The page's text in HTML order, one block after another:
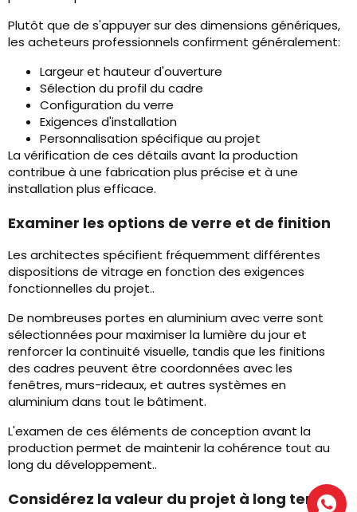
Plutôt que de s'appuyer sur des dimensions génériques,
les acheteurs professionnels confirment généralement:
Largeur et hauteur d'ouverture
Sélection du profil du cadre
Configuration du verre
Exigences d'installation
Personnalisation spécifique au projet
La vérification de ces détails avant la production
contribue à une fabrication plus précise et à une
installation plus efficace.
Examiner les options de verre et de finition
Les architectes spécifient fréquemment différentes
dispositions de vitrage en fonction des exigences
fonctionnelles du projet..
De nombreuses portes en aluminium avec verre sont
sélectionnées pour maximiser la lumière du jour et
renforcer la continuité visuelle, tandis que les finitions
des cadres peuvent être coordonnées avec les
fenêtres, murs-rideaux, et autres systèmes en
aluminium dans tout le bâtiment.
L'examen de ces éléments de conception avant la
production permet de maintenir la cohérence tout au
long du développement..
Considérez la valeur du projet à long terme